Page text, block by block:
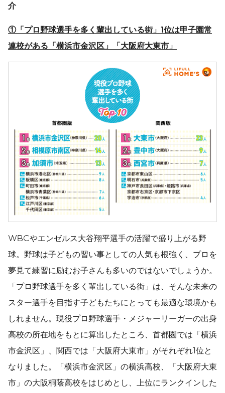
介
①「プロ野球選手を多く輩出している街」 1位は甲子園常
連校がある「横浜市金沢区」「大阪府大東市」
WBCやエンゼルス大谷翔平選手の活躍で盛り上がる野
球。野球は子どもの習い事としての人気も根強く、プロを
夢見て練習に励むお子さんも多いのではないでしょうか。
「プロ野球選手を多く輩出している街」は、そんな未来の
スター選手を目指す子どもたちにとっても最適な環境かも
しれません。現役プロ野球選手・メジャーリーガーの出身
高校の所在地をもとに算出したところ、首都圏では「横浜
市金沢区」、関西では「大阪府大東市」がそれぞれ1位と
なりました。「横浜市金沢区」の横浜高校、「大阪府大東
市」の大阪桐蔭高校をはじめとし、上位にランクインした